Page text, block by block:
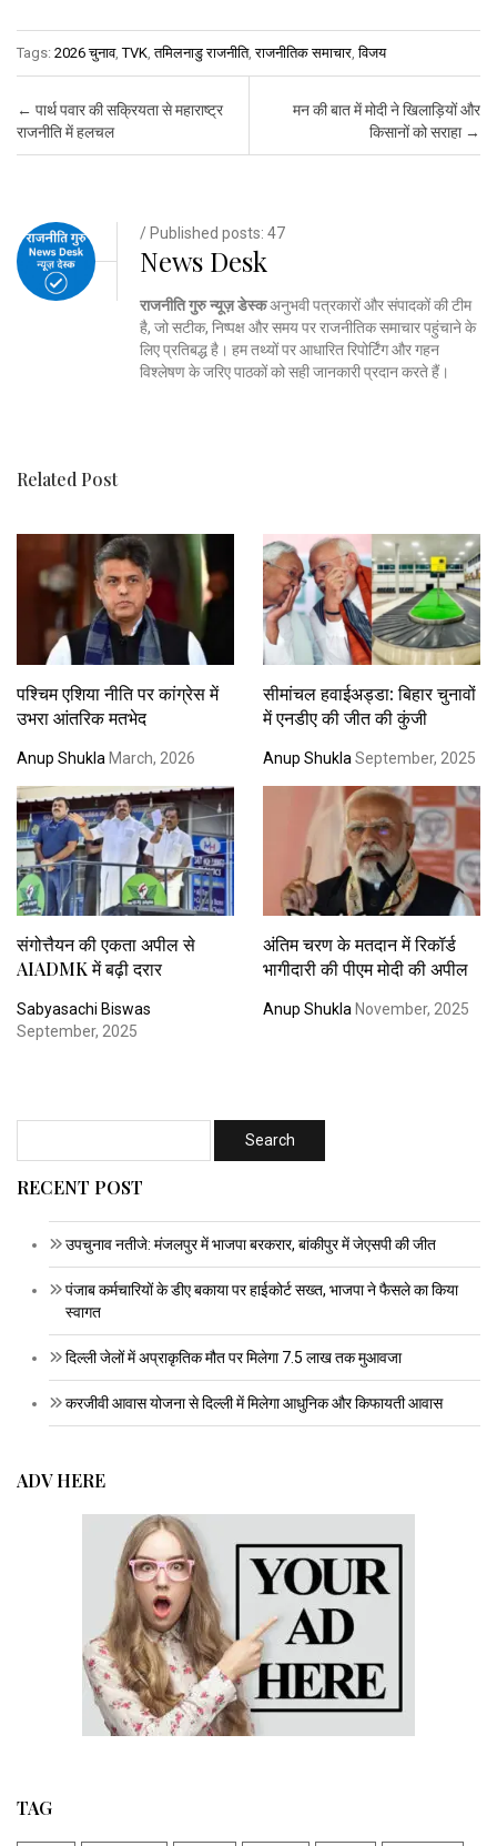
Tags: 2026 चुनाव,TVK ,तमिलनाडु राजनीति,राजनीतिक समाचार ,विजय
Post navigation
← पार्थ पवार की सक्रियता से महाराष्ट्र
राजनीति में हलचल
मन की बात में मोदी ने खिलाड़ियों और
किसानों को सराहा →
/ Published posts: 47
News Desk
राजनीति गुरु न्यूज़ डेस्कअनुभवी पत्रकारों और संपादकों की टीम
है, जो सटीक, निष्पक्ष और समय पर राजनीतिक समाचार पहुंचाने के
लिए प्रतिबद्ध है। हम तथ्यों पर आधारित रिपोर्टिंग और गहन
विश्लेषण के जरिए पाठकों को सही जानकारी प्रदान करते हैं।
Related Post
पश्चिम एशिया नीति पर कांग्रेस में
उभरा आंतरिक मतभेद
Anup Shukla March, 2026
सीमांचल हवाईअड्डा: बिहार चुनावों
में एनडीए की जीत की कुंजी
Anup Shukla September, 2025
संगोत्तैयन की एकता अपील से
AIADMK में बढ़ी दरार
Sabyasachi Biswas
September, 2025
अंतिम चरण के मतदान में रिकॉर्ड
भागीदारी की पीएम मोदी की अपील
Anup ShuklaNovember, 2025
RECENT POST
उपचुनाव नतीजे: मंजलपुर में भाजपा बरकरार, बांकीपुर में जेएसपी की जीत
पंजाब कर्मचारियों के डीए बकाया पर हाईकोर्ट सख्त, भाजपा ने फैसले का किया
स्वागत
दिल्ली जेलों में अप्राकृतिक मौत पर मिलेगा 7.5 लाख तक मुआवजा
करजीवी आवास योजना से दिल्ली में मिलेगा आधुनिक और किफायती आवास
ADV HERE
TAG